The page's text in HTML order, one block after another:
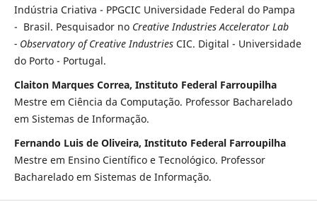
Indústria Criativa - PPGCIC Universidade Federal do Pampa
- Brasil. Pesquisador no Creative Industries Accelerator Lab
- Observatory of Creative Industries CIC. Digital - Universidade
do Porto - Portugal.
Claiton Marques Correa, Instituto Federal Farroupilha
Mestre em Ciência da Computação. Professor Bacharelado
em Sistemas de Informação.
Fernando Luis de Oliveira, Instituto Federal Farroupilha
Mestre em Ensino Científico e Tecnológico. Professor
Bacharelado em Sistemas de Informação.